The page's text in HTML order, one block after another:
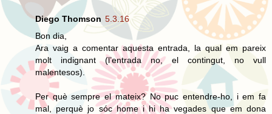
Diego Thomson 5.3.16
Bon dia,
Ara vaig a comentar aquesta entrada, la qual em pareix
molt indignant (l’entrada no, el contingut, no vull
malentesos).
Per què sempre el mateix? No puc entendre-ho, i em fa
mal, perquè jo sóc home i hi ha vegades que em dona